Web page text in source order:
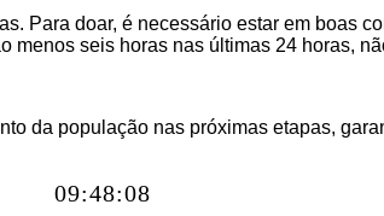
09:48:10
Para doar, é necessário estar em boas
seis horas nas últimas 24 horas,
da população nas próximas etapas,